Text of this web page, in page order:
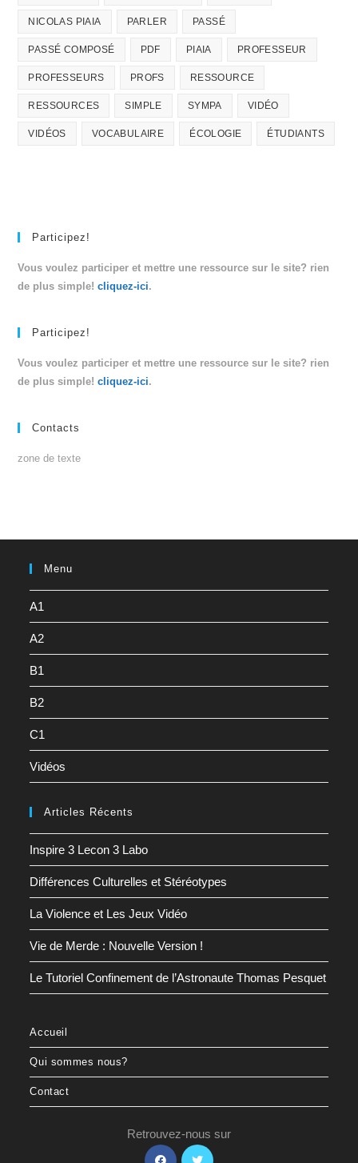
NICOLAS PIAIA PARLER PASSÉ
PASSÉ COMPOSÉ PDF PIAIA PROFESSEUR
PROFESSEURS PROFS RESSOURCE
RESSOURCES SIMPLE SYMPA VIDÉO
VIDÉOS VOCABULAIRE ÉCOLOGIE ÉTUDIANTS
Participez!
Vous voulez participer et mettre une ressource sur le site? rien
de plus simple!cliquez-ici.
Participez!
Vous voulez participer et mettre une ressource sur le site? rien
de plus simple!cliquez-ici.
Contacts
zone de texte
Menu
A1
A2
B1
B2
C1
Vidéos
Articles Récents
Inspire 3 Lecon 3 Labo
Différences Culturelles et Stéréotypes
La Violence et Les Jeux Vidéo
Vie de Merde : Nouvelle Version !
Le Tutoriel Confinement de l’Astronaute Thomas Pesquet
Accueil
Qui sommes nous?
Contact
Retrouvez-nous sur
S’ouvreS’ouvre